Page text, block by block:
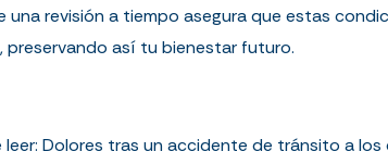
una revisión a tiempo asegura que estas
preservando así tu bienestar futuro.
Dolores tras un accidente de tránsito a